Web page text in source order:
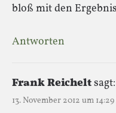
bloß mit den
Antworten
Frank Reicheltsagt:
13. November 2012 um